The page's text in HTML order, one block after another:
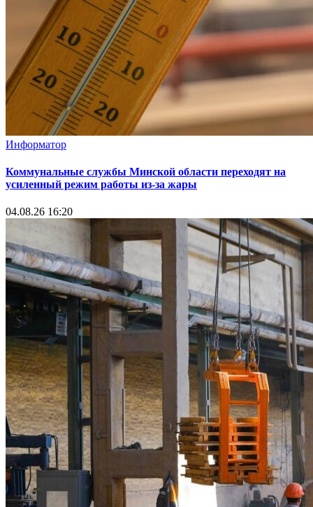
Информатор
Коммунальные службы Минской области переходят на
усиленный режим работы из-за жары
04.08.26 16:20